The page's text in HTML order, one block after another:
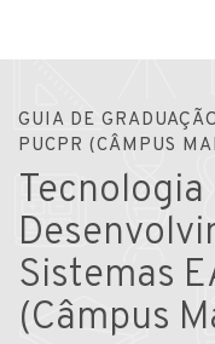
GUIA DE
PUCPR (CÂMPUS
Tecnologia
Sistemas
(Câmpus